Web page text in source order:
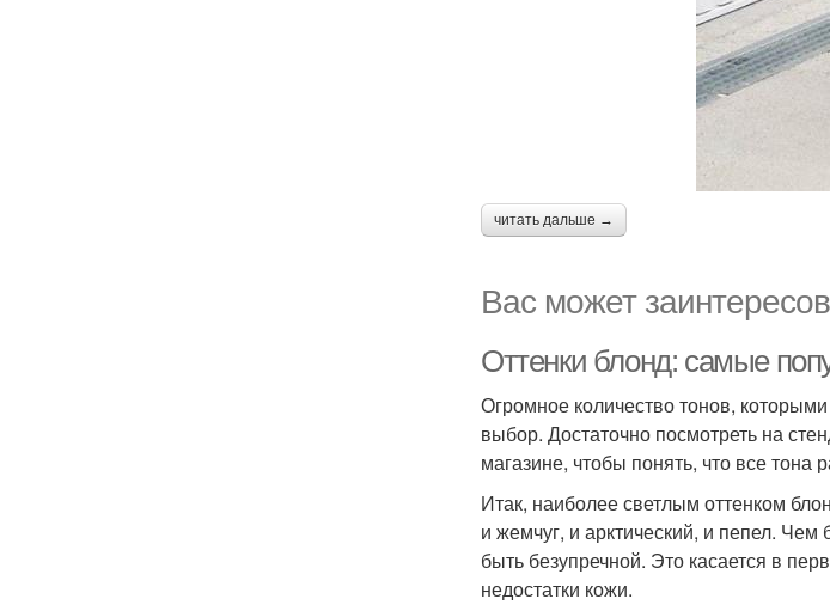
читать дальше →
Вас может
Оттенки блонд: самые
Огромное количество тонов,
выбор. Достаточно посмотреть на
магазине, чтобы понять, что все тона
Итак, наиболее светлым оттенком
и жемчуг, и арктический, и пепел.
быть безупречной. Это касается в
недостатки кожи.